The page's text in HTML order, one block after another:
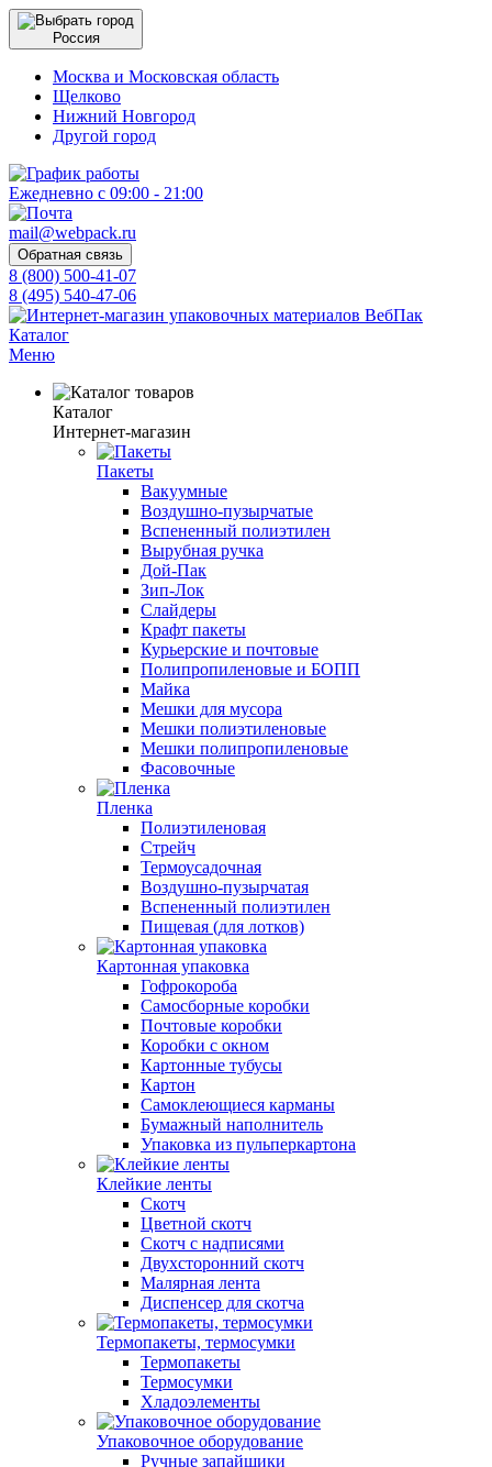
Россия
Москва и Московская область
Щелково
Нижний Новгород
Другой город
Ежедневно с 09:00 - 21:00
mail@webpack.ru
Обратная связь
8 (800) 500-41-07
8 (495) 540-47-06
Каталог
Меню
Каталог
Интернет-магазин
Пакеты
Вакуумные
Воздушно-пузырчатые
Вспененный полиэтилен
Вырубная ручка
Дой-Пак
Зип-Лок
Слайдеры
Крафт пакеты
Курьерские и почтовые
Полипропиленовые и БОПП
Майка
Мешки для мусора
Мешки полиэтиленовые
Мешки полипропиленовые
Фасовочные
Пленка
Полиэтиленовая
Стрейч
Термоусадочная
Воздушно-пузырчатая
Вспененный полиэтилен
Пищевая (для лотков)
Картонная упаковка
Гофрокороба
Самосборные коробки
Почтовые коробки
Коробки с окном
Картонные тубусы
Картон
Самоклеющиеся карманы
Бумажный наполнитель
Упаковка из пульперкартона
Клейкие ленты
Скотч
Цветной скотч
Скотч с надписями
Двухсторонний скотч
Малярная лента
Диспенсер для скотча
Термопакеты, термосумки
Термопакеты
Термосумки
Хладоэлементы
Упаковочное оборудование
Ручные запайщики